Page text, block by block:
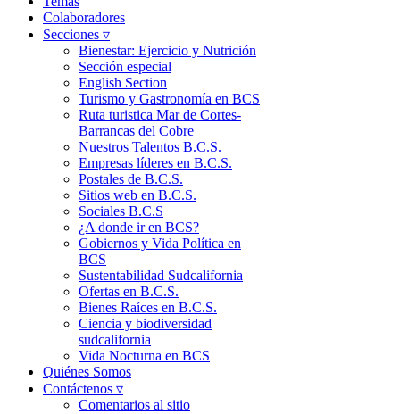
Colaboradores
Secciones ▿
Bienestar: Ejercicio y Nutrición
Sección especial
English Section
Turismo y Gastronomía en BCS
Ruta turistica Mar de Cortes-
Barrancas del Cobre
Nuestros Talentos B.C.S.
Empresas líderes en B.C.S.
Postales de B.C.S.
Sitios web en B.C.S.
Sociales B.C.S
¿A donde ir en BCS?
Gobiernos y Vida Política en
BCS
Sustentabilidad Sudcalifornia
Ofertas en B.C.S.
Bienes Raíces en B.C.S.
Ciencia y biodiversidad
sudcalifornia
Vida Nocturna en BCS
Quiénes Somos
Contáctenos ▿
Comentarios al sitio